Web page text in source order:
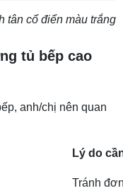
tân cổ điển màu trắng
tủ bếp cao
anh/chị nên quan
Lý do
Tránh